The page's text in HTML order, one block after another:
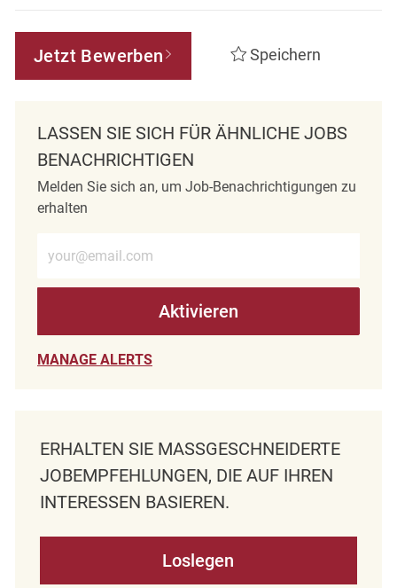
Jetzt Bewerben Speichern
LASSEN SIE SICH FÜR ÄHNLICHE JOBS
BENACHRICHTIGEN
Melden Sie sich an, um Job-Benachrichtigungen zu
erhalten
Aktivieren
MANAGE ALERTS
ERHALTEN SIE MASSGESCHNEIDERTE J
OBEMPFEHLUNGEN, DIE AUF IHREN I
NTERESSEN BASIEREN.
Loslegen